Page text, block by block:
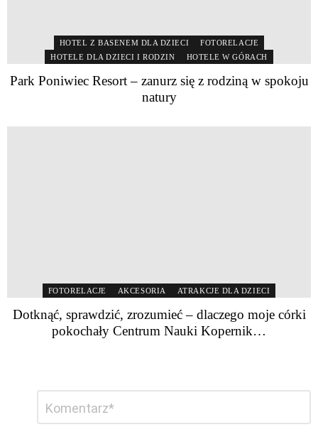
HOTEL Z BASENEM DLA DZIECI
FOTORELACJE
HOTELE DLA DZIECI I RODZIN
HOTELE W GÓRACH
Park Poniwiec Resort – zanurz się z rodziną w spokoju
natury
FOTORELACJE AKCESORIA ATRAKCJE DLA DZIECI
Dotknąć, sprawdzić, zrozumieć – dlaczego moje córki
pokochały Centrum Nauki Kopernik…
komentarz